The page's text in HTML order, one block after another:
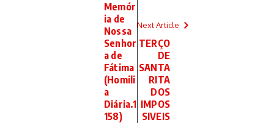
Memór
ia de
Nossa
Senhor
a de
Fátima
(Homili
a
Diária.1
158)
Next Article
TERÇO
DE
SANTA
RITA
DOS
IMPOS
SIVEIS